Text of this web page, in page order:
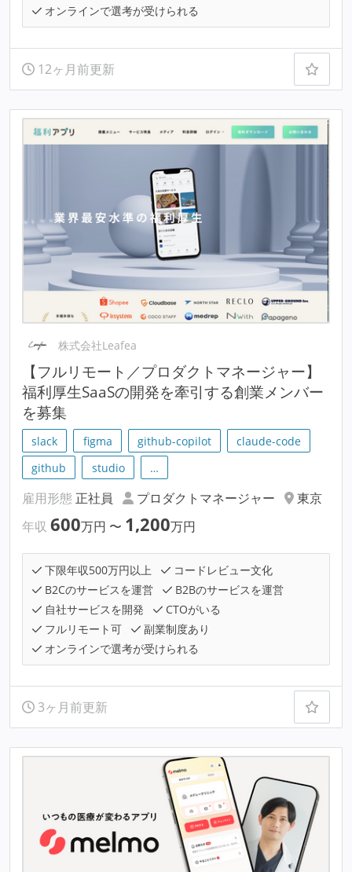
オンラインで選考が受けられる
12ヶ月前更新
株式会社Leafea
【フルリモート／プロダクトマネージャー】
福利厚生SaaSの開発を牽引する創業メンバー
を募集
slack figma github-copilot
claude-code
github
studio …
雇用形態 正社員 プロダクトマネージャー
東京
年収 600万円 〜 1,200万円
下限年収500万円以上
コードレビュー文化
B2Cのサービスを運営
B2Bのサービスを運営
自社サービスを開発
CTOがいる
フルリモート可
副業制度あり
オンラインで選考が受けられる
3ヶ月前更新